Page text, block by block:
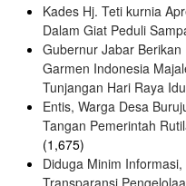
Kades Hj. Teti kurnia
Dalam Giat Peduli
Gubernur Jabar
Garmen Indonesia
Tunjangan Hari Raya
Entis, Warga Desa
Tangan Pemerintah
(1,675)
Diduga Minim
Transparansi